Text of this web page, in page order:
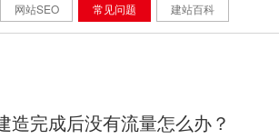
网站SEO 常见问题 建站百科
造完成后没有流量怎么办？